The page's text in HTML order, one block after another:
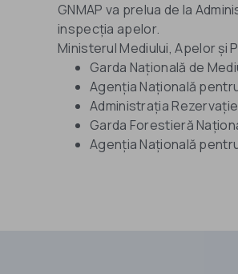
GNMAP va prelua de la
inspecția apelor.
Ministerul Mediului, Apelor și
Garda Națională de
Agenția Națională
Administrația
Garda Forestieră
Agenția Națională